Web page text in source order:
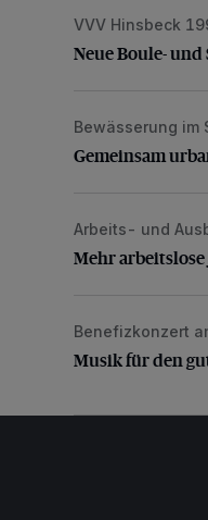
Neue Boule-
VVV Hinsbeck
Neue Boule- und
Gemeinsam
Bewässerung im
Gemeinsam
Mehr arbeitslose
Arbeits- und
Mehr
Musik für den
Benefizkonzert
Musik für den